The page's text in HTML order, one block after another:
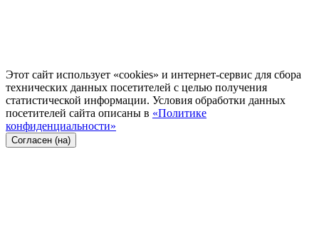
Этот сайт использует «cookies» и интернет-сервис для сбора
технических данных посетителей с целью получения
статистической информации. Условия обработки данных
посетителей сайта описаны в «Политике
конфиденциальности»
Согласен (на)